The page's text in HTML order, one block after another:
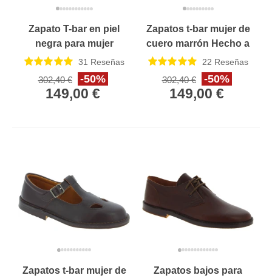
Zapato T-bar en piel
negra para mujer
Hecho a mano en Italia
31 Reseñas
302,40 € -50%
149,00 €
Zapatos t-bar mujer de
cuero marrón Hecho a
mano en Italia
22 Reseñas
302,40 € -50%
149,00 €
Zapatos t-bar mujer de
Zapatos bajos para